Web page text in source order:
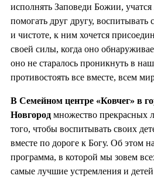
исполнять Заповеди Божии,
помогать друг другу, воспитывать
и чистоте, к ним хочется
своей силы, когда оно
оно не старалось проникнуть в
противостоять все вместе, всем
В Семейном центре «Ковчег» в
Новгород множество прекрасных
того, чтобы воспитывать своих
вместе по дороге к Богу. Об этом
программа, в которой мы зовем
самые лучшие устремления и